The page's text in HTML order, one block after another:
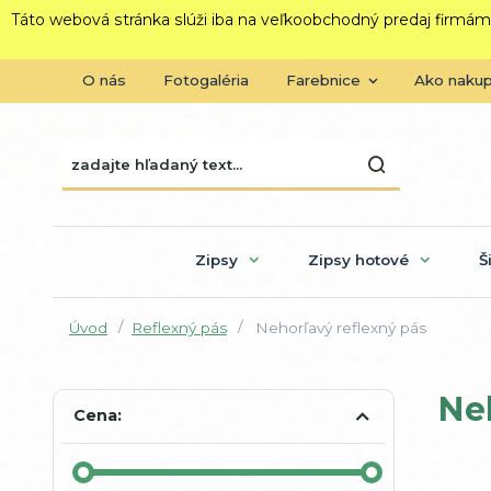
Táto webová stránka slúži iba na veľkoobchodný predaj
O nás Fotogaléria Farebnice Ako
Zipsy Zipsy hotové
Úvod Reflexný pás Nehorľavý reflexný pás
Cena: